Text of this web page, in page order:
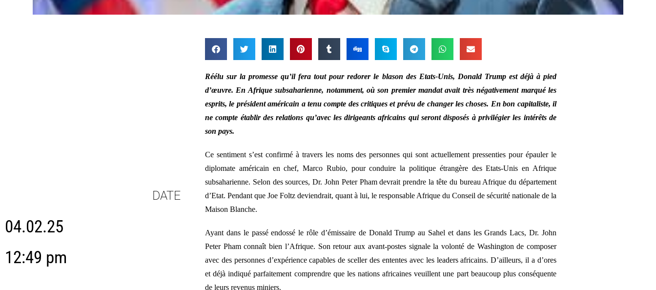
DATE
04.02.25
12:49 pm
Réélu sur la promesse qu’il fera tout pour redorer le blason des Etats-Unis, Donald Trump est déjà à pied
d’œuvre. En Afrique subsaharienne, notamment, où son premier mandat avait très négativement marqué les
esprits, le président américain a tenu compte des critiques et prévu de changer les choses. En bon capitaliste, il
ne compte établir des relations qu’avec les dirigeants africains qui seront disposés à privilégier les intérêts de
son pays.
Ce sentiment s’est confirmé à travers les noms des personnes qui sont actuellement pressenties pour épauler le
diplomate américain en chef, Marco Rubio, pour conduire la politique étrangère des Etats-Unis en Afrique
subsaharienne. Selon des sources, Dr. John Peter Pham devrait prendre la tête du bureau Afrique du département
d’Etat. Pendant que Joe Foltz deviendrait, quant à lui, le responsable Afrique du Conseil de sécurité nationale de la
Maison Blanche.
Ayant dans le passé endossé le rôle d’émissaire de Donald Trump au Sahel et dans les Grands Lacs, Dr. John
Peter Pham connaît bien l’Afrique. Son retour aux avant-postes signale la volonté de Washington de composer
avec des personnes d’expérience capables de sceller des ententes avec les leaders africains. D’ailleurs, il a d’ores
et déjà indiqué parfaitement comprendre que les nations africaines veuillent une part beaucoup plus conséquente
de leurs revenus miniers.